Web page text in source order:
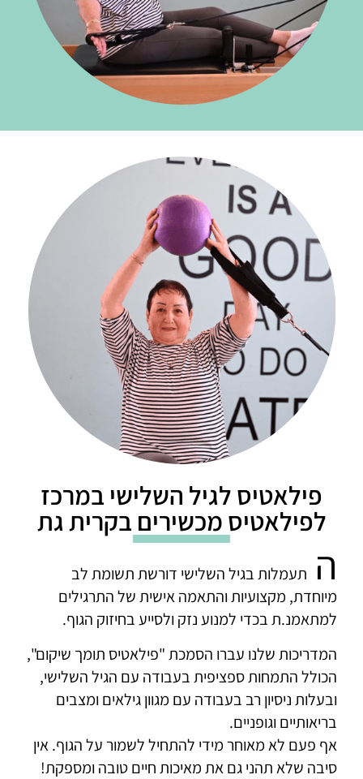
פילאטיס לגיל השלישי במרכז
לפילאטיס מכשירים בקרית גת
ה תעמלות בגיל השלישי דורשת תשומת לב
מיוחדת, מקצועיות והתאמה אישית של התרגילים
למתאמנ.ת בכדי למנוע נזק ולסייע בחיזוק הגוף.
המדריכות שלנו עברו הסמכת "פילאטיס תומך שיקום",
הכולל התמחות ספציפית בעבודה עם הגיל השלישי,
ובעלות ניסיון רב בעבודה עם מגוון גילאים ומצבים
בריאותיים וגופניים.
אף פעם לא מאוחר מידי להתחיל לשמור על הגוף. אין
סיבה שלא תהני גם את מאיכות חיים טובה ומספקת!